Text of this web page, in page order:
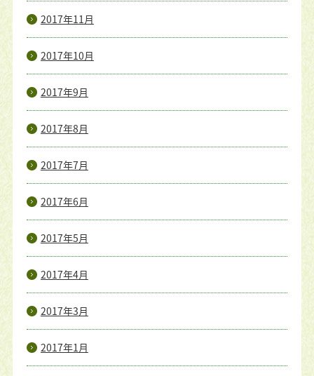
2017年11月
2017年10月
2017年9月
2017年8月
2017年7月
2017年6月
2017年5月
2017年4月
2017年3月
2017年1月